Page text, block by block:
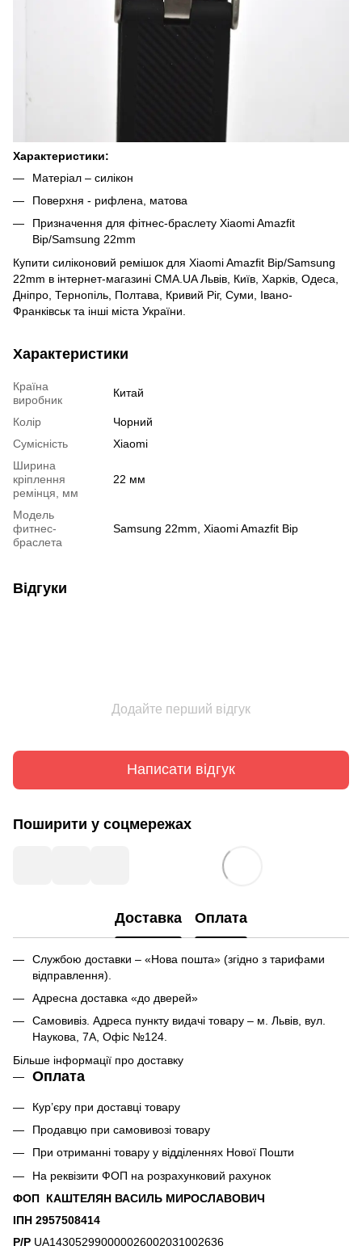
Характеристики:
Матеріал – силікон
Поверхня - рифлена, матова
Призначення для фітнес-браслету Xiaomi Amazfit
Bip/Samsung 22mm
Купити силіконовий ремішок для Xiaomi Amazfit Bip/Samsung
22mm в інтернет-магазині CMA.UA Львів, Київ, Харків, Одеса,
Дніпро, Тернопіль, Полтава, Кривий Ріг, Суми, Івано-
Франківськ та інші міста України.
Характеристики
Країна
виробник
Китай
Колір
Чорний
Сумісність
Xiaomi
Ширина
кріплення
ремінця, мм
22 мм
Модель
фитнес-
браслета
Samsung 22mm Xiaomi Amazfit Bip
Відгуки
Додайте перший відгук
Написати відгук
Поширити у соцмережах
Доставка Оплата
Службою доставки – «Нова пошта» (згідно з тарифами
відправлення).
Адресна доставка «до дверей»
Самовивіз. Адреса пункту видачі товару – м. Львів, вул.
Наукова, 7А, Офіс №124.
Більше інформації про доставку
Оплата
Кур’єру при доставці товару
Продавцю при самовивозі товару
При отриманні товару у відділеннях Нової Пошти
На реквізити ФОП на розрахунковий рахунок
ФОП КАШТЕЛЯН ВАСИЛЬ МИРОСЛАВОВИЧ
ІПН 2957508414
Р/Р UA143052990000026002031002636